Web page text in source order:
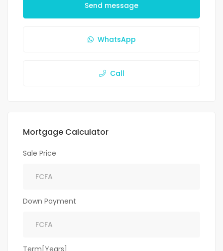
Send message
WhatsApp
Call
Mortgage Calculator
Sale Price
Down Payment